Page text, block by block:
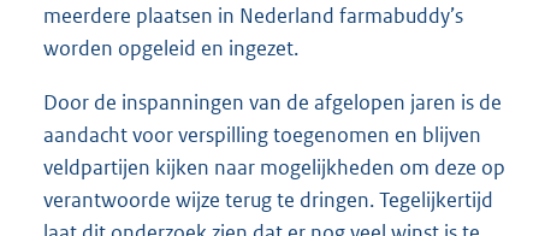
meerdere plaatsen in Nederland farmabuddy’s
worden opgeleid en ingezet.
Door de inspanningen van de afgelopen jaren is de
aandacht voor verspilling toegenomen en blijven
veldpartijen kijken naar mogelijkheden om deze op
verantwoorde wijze terug te dringen. Tegelijkertijd